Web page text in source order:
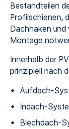
Bestandteilen
Profilschienen,
Dachhaken und
Montage
Innerhalb der
prinzipiell nach
Aufdach-
Indach-
Blechdach-